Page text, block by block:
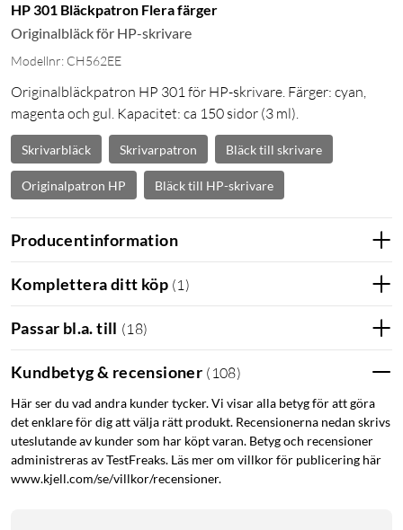
HP 301 Bläckpatron Flera färger
Originalbläck för HP-skrivare
Modellnr: CH562EE
Originalbläckpatron HP 301 för HP-skrivare. Färger: cyan,
magenta och gul. Kapacitet: ca 150 sidor (3 ml).
Skrivarbläck Skrivarpatron Bläck till skrivare
Originalpatron HP Bläck till HP-skrivare
Producentinformation
Komplettera ditt köp (1 )
Passar bl.a. till (18)
Kundbetyg & recensioner ( 108)
Här ser du vad andra kunder tycker. Vi visar alla betyg för att göra
det enklare för dig att välja rätt produkt. Recensionerna nedan skrivs
uteslutande av kunder som har köpt varan. Betyg och recensioner
administreras av TestFreaks. Läs mer om villkor för publicering här
www.kjell.com/se/villkor/recensioner.